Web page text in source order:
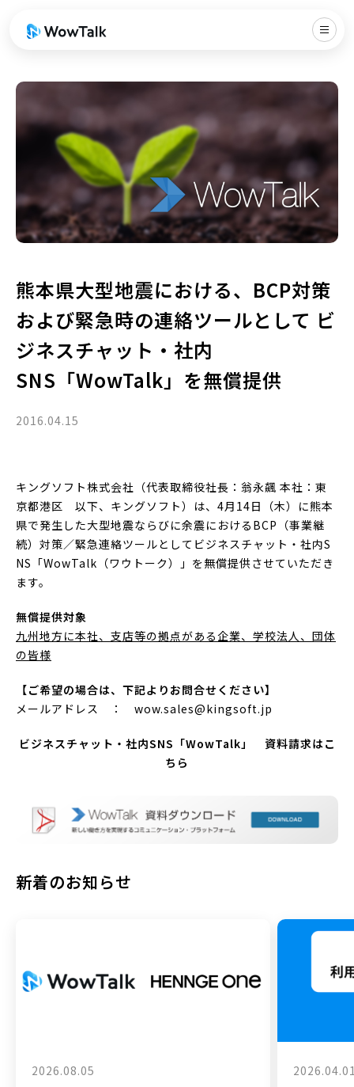
熊本県大型地震における、BCP対策
および緊急時の連絡ツールとして ビ
ジネスチャット・社内
SNS「WowTalk」を無償提供
2016.04.15
キングソフト株式会社（代表取締役社長：翁永飆 本社：東
京都港区 以下、キングソフト）は、4月14日（木）に熊本
県で発生した大型地震ならびに余震におけるBCP（事業継
続）対策／緊急連絡ツールとしてビジネスチャット・社内S
NS「WowTalk（ワウトーク）」を無償提供させていただき
ます。
無償提供対象
九州地方に本社、支店等の拠点がある企業、学校法人、団体
の皆様
【ご希望の場合は、下記よりお問合せください】
メールアドレス ： wow.sales@kingsoft.jp
ビジネスチャット・社内SNS「WowTalk」 資料請求はこ
ちら
新着のお知らせ
2026.08.05